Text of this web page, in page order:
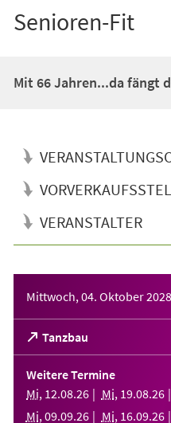
Senioren-Fit
Mit 66 Jahren...da fängt
VERANSTALTER
Mittwoch, 04. Oktober 2028
Tanzbau
(Öffnet
in
einem
neuen
Tab)
Weitere Termine
Mi, 12.08.26 Mi, 19.08.26
Mi, 09.09.26 Mi, 16.09.26